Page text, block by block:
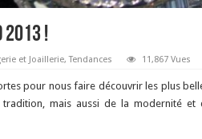
!
et Joaillerie,Tendances 11,867 Vues
pour nous faire découvrir les plus
mais aussi de la modernité et